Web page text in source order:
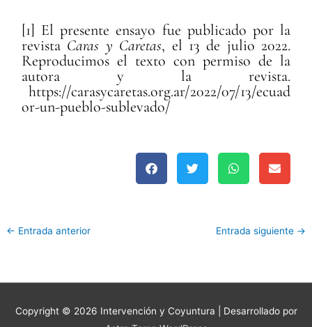
[1] El presente ensayo fue publicado por la
revistaCaras y Caretas, el 13 de julio 2022.
Reproducimos el texto con permiso de la
autora y la revista.
https://carasycaretas.org.ar/2022/07/13/ecuad
or-un-pueblo-sublevado/
← Entrada anterior Entrada siguiente →
Copyright © 2026 Intervención y Coyuntura | Desarrollado por